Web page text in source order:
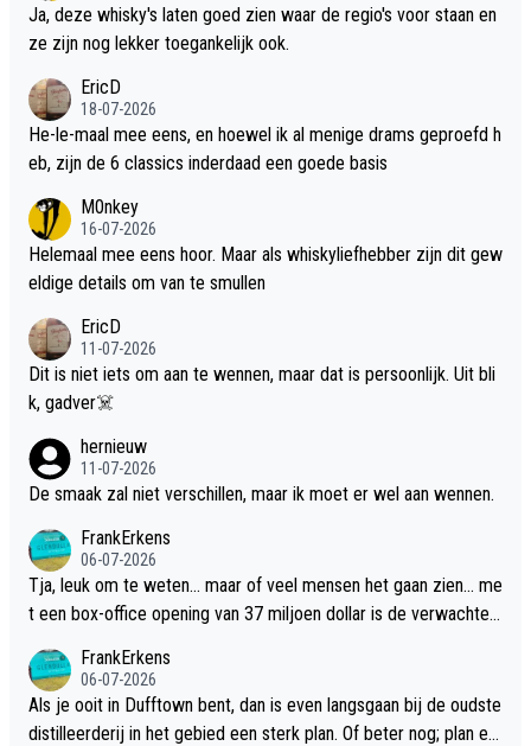
Ja, deze whisky's laten goed zien waar de regio's voor staan en
ze zijn nog lekker toegankelijk ook.
EricD
18-07-2026
He-le-maal mee eens, en hoewel ik al menige drams geproefd h
eb, zijn de 6 classics inderdaad een goede basis
M0nkey
16-07-2026
Helemaal mee eens hoor. Maar als whiskyliefhebber zijn dit gew
eldige details om van te smullen
EricD
11-07-2026
Dit is niet iets om aan te wennen, maar dat is persoonlijk. Uit bli
k, gadver☠️
hernieuw
11-07-2026
De smaak zal niet verschillen, maar ik moet er wel aan wennen.
FrankErkens
06-07-2026
Tja, leuk om te weten... maar of veel mensen het gaan zien... me
t een box-office opening van 37 miljoen dollar is de verwachte
FrankErkens
06-07-2026
Als je ooit in Dufftown bent, dan is even langsgaan bij de oudste
distilleerderij in het gebied een sterk plan. Of beter nog; plan ee